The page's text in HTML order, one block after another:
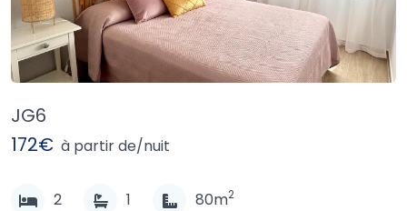
JG6
2 1 80m2
172€ à partir de/nuit